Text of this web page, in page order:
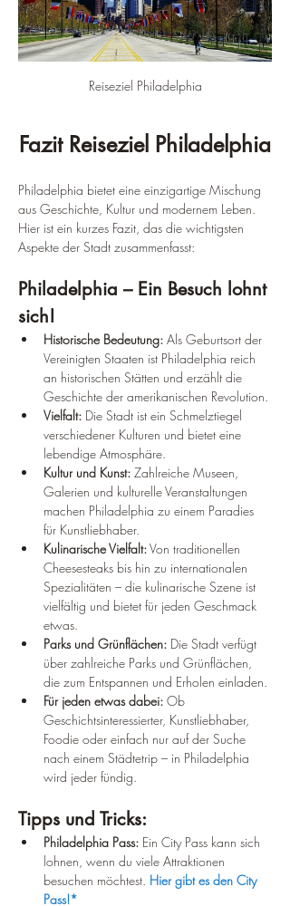
Reiseziel Philadelphia
Fazit Reiseziel Philadelphia
Philadelphia bietet eine einzigartige Mischung
aus Geschichte, Kultur und modernem Leben.
Hier ist ein kurzes Fazit, das die wichtigsten
Aspekte der Stadt zusammenfasst:
Philadelphia – Ein Besuch lohnt
sich!
Historische Bedeutung: Als Geburtsort der
Vereinigten Staaten ist Philadelphia reich
an historischen Stätten und erzählt die
Geschichte der amerikanischen Revolution.
Vielfalt: Die Stadt ist ein Schmelztiegel
verschiedener Kulturen und bietet eine
lebendige Atmosphäre.
Kultur und Kunst: Zahlreiche Museen,
Galerien und kulturelle Veranstaltungen
machen Philadelphia zu einem Paradies
für Kunstliebhaber.
Kulinarische Vielfalt: Von traditionellen
Cheesesteaks bis hin zu internationalen
Spezialitäten – die kulinarische Szene ist
vielfältig und bietet für jeden Geschmack
etwas.
Parks und Grünflächen: Die Stadt verfügt
über zahlreiche Parks und Grünflächen,
die zum Entspannen und Erholen einladen.
Für jeden etwas dabei: Ob
Geschichtsinteressierter, Kunstliebhaber,
Foodie oder einfach nur auf der Suche
nach einem Städtetrip – in Philadelphia
wird jeder fündig.
Tipps und Tricks:
Philadelphia Pass: Ein City Pass kann sich
lohnen, wenn du viele Attraktionen
besuchen möchtest. Hier gibt es den City
Pass!*